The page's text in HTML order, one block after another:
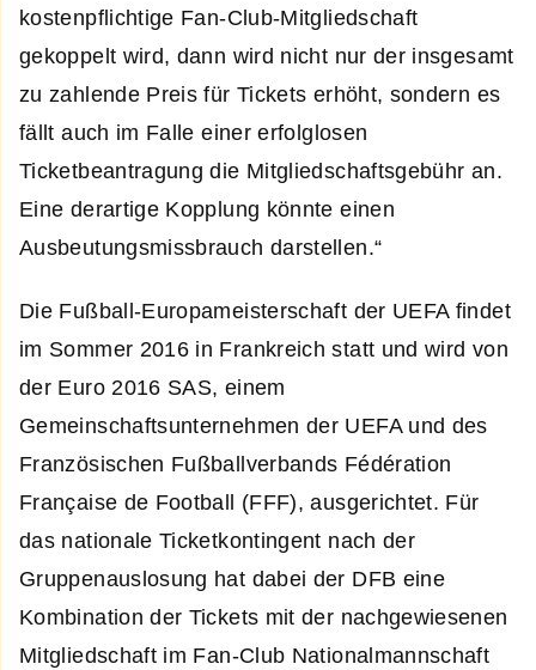
kostenpflichtige Fan-Club-Mitgliedschaft
gekoppelt wird, dann wird nicht nur der insgesamt
zu zahlende Preis für Tickets erhöht, sondern es
fällt auch im Falle einer erfolglosen
Ticketbeantragung die Mitgliedschaftsgebühr an.
Eine derartige Kopplung könnte einen
Ausbeutungsmissbrauch darstellen.“
Die Fußball-Europameisterschaft der UEFA findet
im Sommer 2016 in Frankreich statt und wird von
der Euro 2016 SAS, einem
Gemeinschaftsunternehmen der UEFA und des
Französischen Fußballverbands Fédération
Française de Football (FFF), ausgerichtet. Für
das nationale Ticketkontingent nach der
Gruppenauslosung hat dabei der DFB eine
Kombination der Tickets mit der nachgewiesenen
Mitgliedschaft im Fan-Club Nationalmannschaft